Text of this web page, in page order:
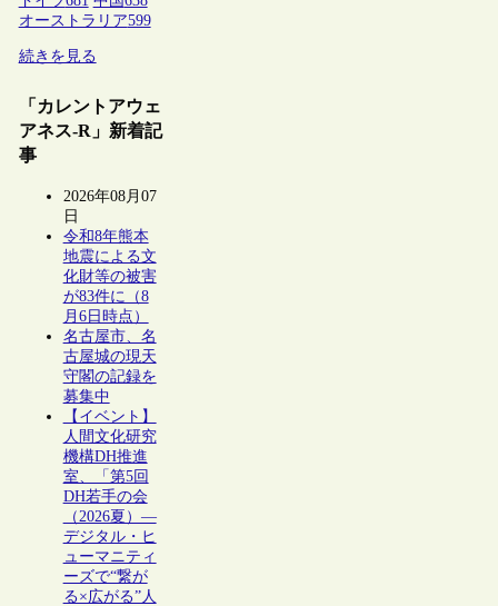
オーストラリア599
続きを見る
「カレントアウェ
アネス-R」新着記
事
2026年08月07
日
令和8年熊本
地震による文
化財等の被害
が83件に（8
月6日時点）
名古屋市、名
古屋城の現天
守閣の記録を
募集中
【イベント】
人間文化研究
機構DH推進
室、「第5回
DH若手の会
（2026夏）―
デジタル・ヒ
ューマニティ
ーズで“繋が
る×広がる”人